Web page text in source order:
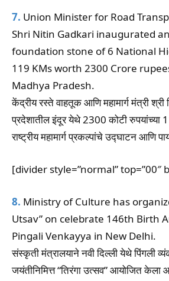
7. Union Minister for Road
Shri Nitin Gadkari inaugurated
foundation stone of 6 National
119 KMs worth 2300 Crore
Madhya Pradesh.
केंद्रीय रस्ते वाहतूक आणि महामार्ग मंत्री श्री
प्रदेशातील इंदूर येथे 2300 कोटी रुपयांच्या
राष्ट्रीय महामार्ग प्रकल्पांचे उद्घाटन आणि
[divider style=”normal” top=”00″
8. Ministry of Culture has
Utsav” on celebrate 146th Birth
Pingali Venkayya in New Delhi.
संस्कृती मंत्रालयाने नवी दिल्ली येथे पिंगली
जयंतीनिमित्त “तिरंगा उत्सव” आयोजित केला